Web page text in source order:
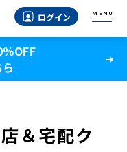
ログイン MENU
OFF
＆宅配ク